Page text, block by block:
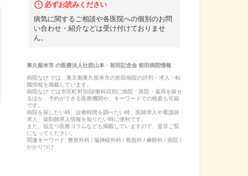
必ずお読みください
病気に関するご相談や各医院への個別のお問
い合わせ・紹介などは受け付けておりませ
ん。
東久留米市の医療法人社団山本・前田記念会 前田病院情報
病院なび では、 東京都東久留米市の前田病院の評判・求人・転
職情報を掲載しています。
病院なび では市区町村別/診療科目別に病院・医院・薬局を探せ
るほか、予約ができる医療機関や、キーワードでの検索も可能
です。
病院を探したい時、診療時間を調べたい時、医師求人や看護師
求人、薬剤師求人情報を知りたい時に便利です。
また、役立つ医療コラムなども掲載していますので、是非ご覧
になってください。
関連キーワード: 整形外科 / 脳神経外科 / 救急科 / 麻酔科 / 病院 /
かかりつけ